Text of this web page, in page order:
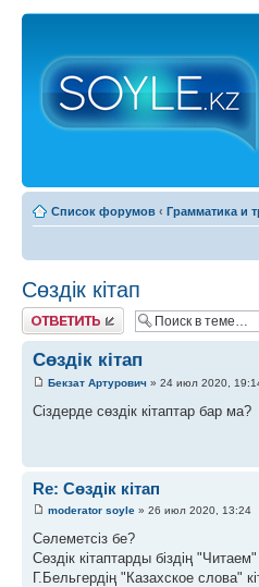
Список форумов ‹ Грамматика и
Сөздік кітап
Ответить
Сөздік кітап
Бекзат Артурович » 24 июл 2020,
Cіздерде сөздік кітаптар бар ма?
Re: Сөздік кітап
moderator soyle » 26 июл 2020, 13:24
Сәлеметсіз бе?
Сөздік кітаптарды біздің
Г.Бельгердің "Казахское слова"